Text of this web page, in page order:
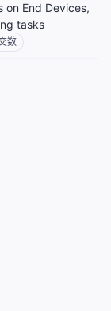
on End Devices,
tasks
数